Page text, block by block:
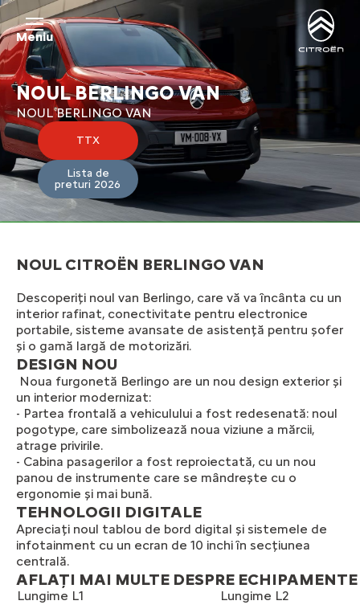
Meniu
NOUL BERLINGO VAN
NOUL BERLINGO VAN
TTX
Lista de
preturi 2026
NOUL CITROЁN BERLINGO VAN
Descoperiți noul van Berlingo, care vă va încânta cu un
interior rafinat, conectivitate pentru electronice
portabile, sisteme avansate de asistență pentru șofer
și o gamă largă de motorizări.
DESIGN NOU
Noua furgonetă Berlingo are un nou design exterior și
un interior modernizat:
- Partea frontală a vehiculului a fost redesenată: noul
pogotype, care simbolizează noua viziune a mărcii,
atrage privirile.
- Cabina pasagerilor a fost reproiectată, cu un nou
panou de instrumente care se mândrește cu o
ergonomie și mai bună.
TEHNOLOGII DIGITALE
Apreciați noul tablou de bord digital și sistemele de
infotainment cu un ecran de 10 inchi în secțiunea
centrală.
AFLAȚI MAI MULTE DESPRE ECHIPAMENTE
Lungime L1
Lungime L2